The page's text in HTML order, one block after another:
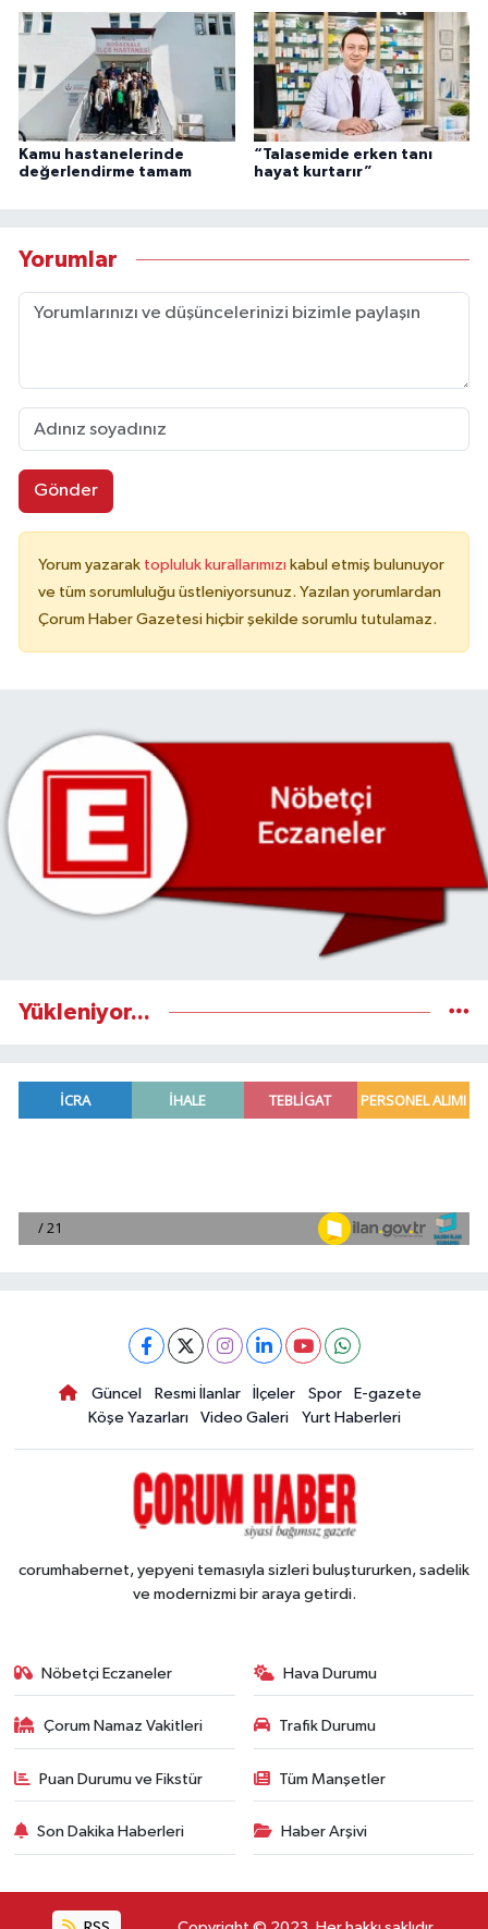
Kamu hastanelerinde
değerlendirme tamam
“Talasemide erken tanı
hayat kurtarır”
Yorumlar
Gönder
Yorum yazarak topluluk kurallarımızı kabul etmiş bulunuyor
ve tüm sorumluluğu üstleniyorsunuz. Yazılan yorumlardan
Çorum Haber Gazetesi hiçbir şekilde sorumlu tutulamaz.
Yükleniyor...
Güncel Resmi İlanlar İlçeler Spor
E-gazete
Köşe Yazarları
Video Galeri Yurt Haberleri
corumhabernet, yepyeni temasıyla sizleri buluştururken, sadelik
ve modernizmi bir araya getirdi.
Nöbetçi Eczaneler Hava Durumu
Çorum Namaz Vakitleri Trafik Durumu
Puan Durumu ve Fikstür Tüm Manşetler
Son Dakika Haberleri Haber Arşivi